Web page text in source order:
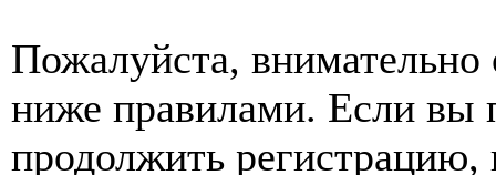
Пожалуйста, внимательно
ниже правилами. Если вы
продолжить